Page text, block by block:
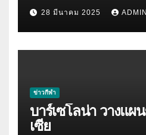
28 มีนาคม 2025 ADMIN
ข่าวกีฬา
บาร์เซโลน่า วางแ
เซีย